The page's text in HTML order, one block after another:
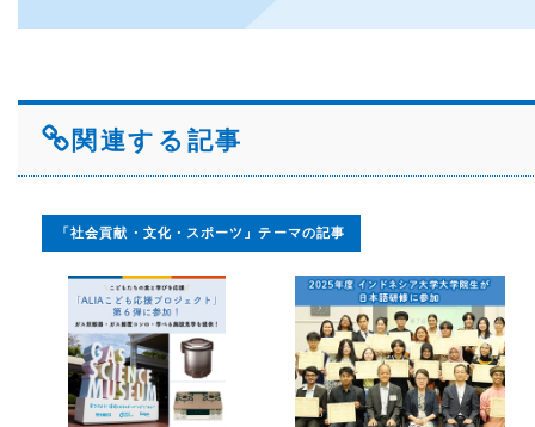
関連する記事
「社会貢献・文化・スポーツ」テーマの記事